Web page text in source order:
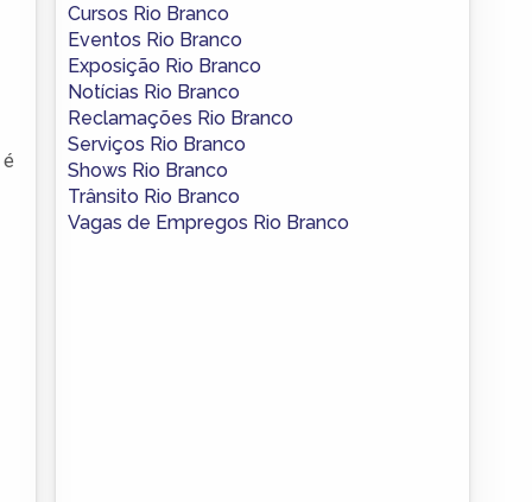
é
Cursos Rio Branco
Eventos Rio Branco
Exposição Rio Branco
Notícias Rio Branco
Reclamações Rio Branco
Serviços Rio Branco
Shows Rio Branco
Trânsito Rio Branco
Vagas de Empregos Rio Branco